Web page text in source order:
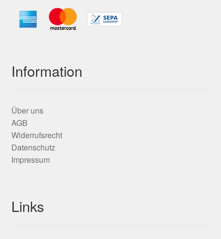
Information
Über uns
AGB
Widerrufsrecht
Datenschutz
Impressum
Links